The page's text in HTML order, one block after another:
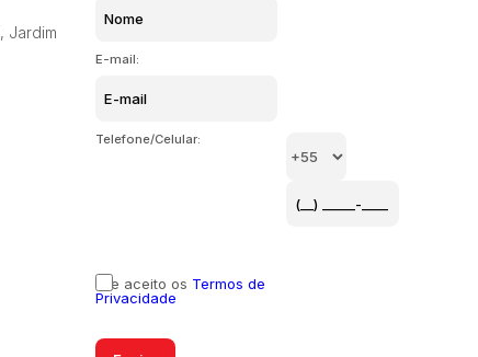
, Jardim
E-mail:
Telefone/Celular:
Li e aceito os Termos de
Privacidade